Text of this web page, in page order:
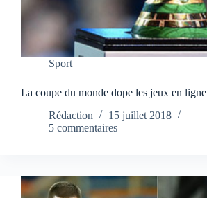
Sport
La coupe du monde dope les jeux en ligne
Rédaction
15 juillet 2018
5 commentaires